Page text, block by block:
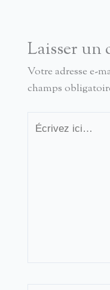
Laisser un
Votre adresse e-
champs
Écrivez
ici…